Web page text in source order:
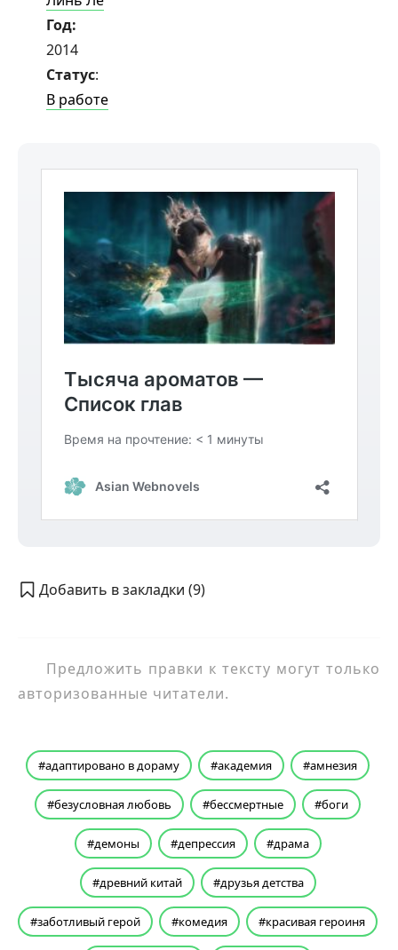
Год:
2014
Статус:
В работе
Добавить в закладки (9)
Предложить правки к тексту могут только
авторизованные читатели.
адаптировано в дораму академия амнезия
безусловная любовь бессмертные боги
демоны депрессия драма
древний китай друзья детства
заботливый герой комедия красивая героиня